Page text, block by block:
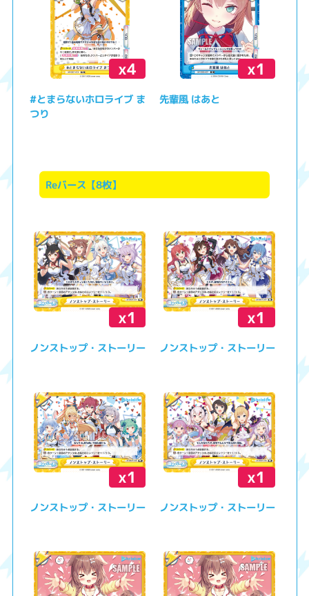
x4
#とまらないホロライブ ま
つり
x1
先輩風 はあと
Reバース【8枚】
x1
ノンストップ・ストーリー
x1
ノンストップ・ストーリー
x1
ノンストップ・ストーリー
x1
ノンストップ・ストーリー